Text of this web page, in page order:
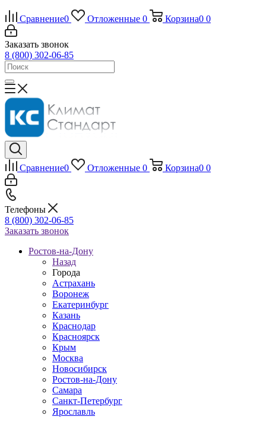
Сравнение0 Отложенные 0 Корзина0 0
Заказать звонок
8 (800) 302-06-85
Сравнение0 Отложенные 0 Корзина0 0
Телефоны
8 (800) 302-06-85
Заказать звонок
Ростов-на-Дону
Назад
Города
Астрахань
Воронеж
Екатеринбург
Казань
Краснодар
Красноярск
Крым
Москва
Новосибирск
Ростов-на-Дону
Самара
Санкт-Петербург
Ярославль